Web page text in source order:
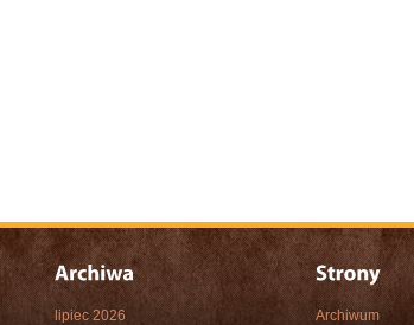
lipiec 2026 Archiwum